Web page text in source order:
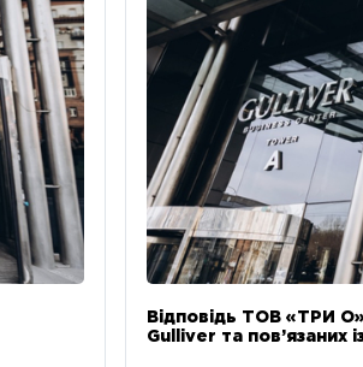
Відповідь ТОВ «ТРИ
Gulliver та пов’язаних